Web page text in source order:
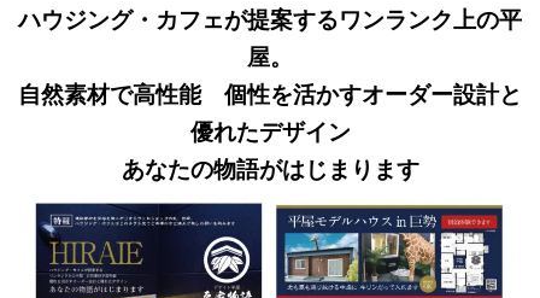
ハウジング・カフェが提案するワンランク上の平
屋。
自然素材で高性能 個性を活かすオーダー設計と
優れたデザイン
あなたの物語がはじまります